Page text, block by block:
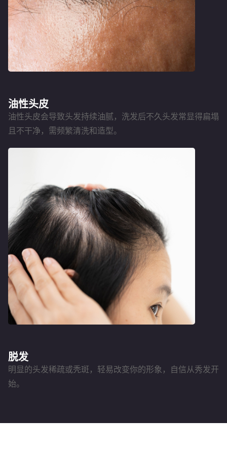
油性头皮
油性头皮会导致头发持续油腻，洗发后不久头发常显得扁塌
且不干净，需频繁清洗和造型。
脱发
明显的头发稀疏或秃斑，轻易改变你的形象，自信从秀发开
始。